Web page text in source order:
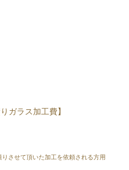
させて頂いた加工を依頼される方用